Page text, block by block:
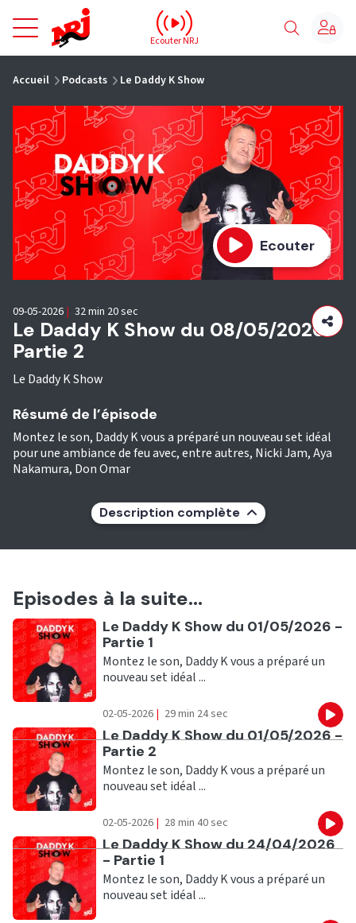
NRJ - Accueil
Ecouter NRJ
Accueil Podcasts Le Daddy K Show
Ecouter
Le Daddy K Show du 08/05/2026 -
Partie 2
Le Daddy K Show
09-05-2026 | 32 min 20 sec
Résumé de l’épisode
Montez le son, Daddy K vous a préparé un nouveau set idéal
pour une ambiance de feu avec, entre autres, Nicki Jam, Aya
Nakamura, Don Omar
Description complète
Episodes à la suite...
Ecouter
Le Daddy K Show du 01/05/2026 -
Partie 1
Montez le son, Daddy K vous a préparé un
nouveau set idéal ...
02-05-2026 | 29 min 24 sec
Ecouter
Le Daddy K Show du 01/05/2026 -
Partie 2
Montez le son, Daddy K vous a préparé un
nouveau set idéal ...
02-05-2026 | 28 min 40 sec
Ecouter
Le Daddy K Show du 24/04/2026
- Partie 1
Montez le son, Daddy K vous a préparé un
nouveau set idéal ...